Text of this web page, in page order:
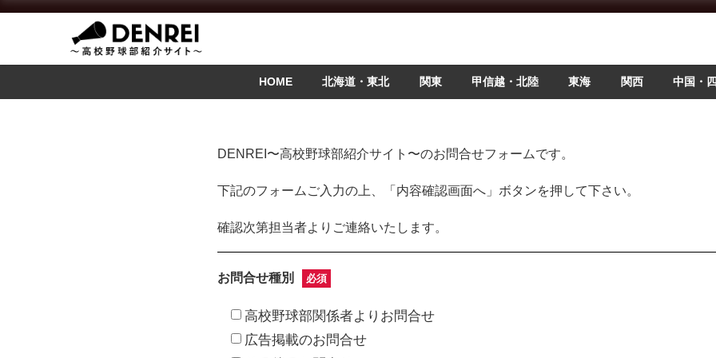
HOME 北海道・東北 関東 甲信越・北陸 東海 関西 中国・
DENREI〜高校野球部紹介サイト〜のお問合せフォームです。
下記のフォームご入力の上、「内容確認画面へ」ボタンを押して下さい。
確認次第担当者よりご連絡いたします。
お問合せ種別 必須
高校野球部関係者よりお問合せ
広告掲載のお問合せ